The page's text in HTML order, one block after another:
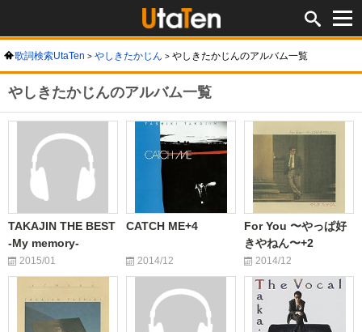
歌詞検索UtaTen やしきたかじん やしきたかじんのアルバム一覧
やしきたかじんのアルバム一覧
TAKAJIN THE BEST
-My memory-
2015/01
CATCH ME+4
2014/12
For You 〜やっぱ好
きやねん〜+2
2014/12